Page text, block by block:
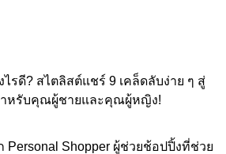
ไรดี? สไตลิสต์แชร์ 9 เคล็ดลับง่าย ๆ สู่
ำหรับคุณผู้ชายและคุณผู้หญิง!
Shopper ผู้ช่วยช้อปปิ้งที่ช่วย